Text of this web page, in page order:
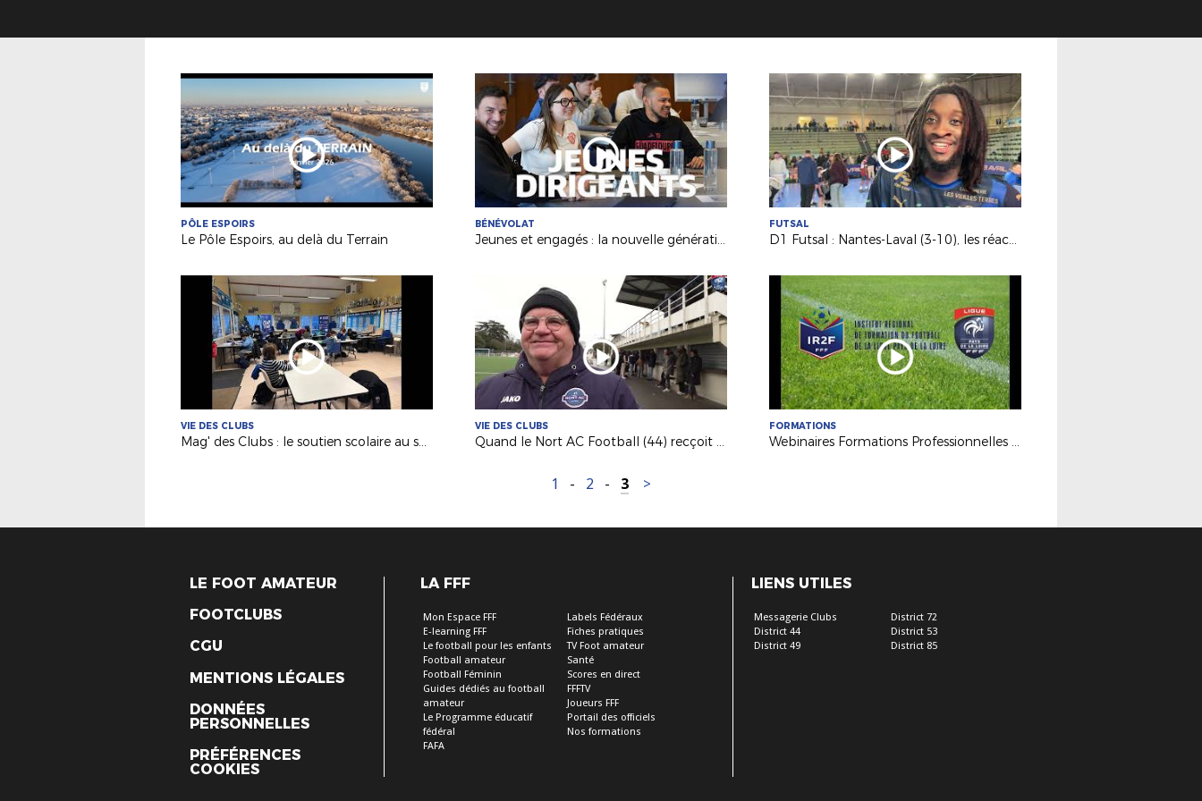
PÔLE ESPOIRS
Le Pôle Espoirs, au delà du Terrain
BÉNÉVOLAT
Jeunes et engagés : la nouvelle génération de dirigeants
FUTSAL
D1 Futsal : Nantes-Laval (3-10), les réactions d’après match
VIE DES CLUBS
Mag' des Clubs : le soutien scolaire au sein de l'AS Saint-Hilaire Vihiers Saint-Paul
VIE DES CLUBS
Quand le Nort AC Football (44) recçoit des matches du Pôle Espoirs
FORMATIONS
Webinaires Formations Professionnelles 2026-2027
1 - 2 - 3 >
LE FOOT AMATEUR
FOOTCLUBS
CGU
MENTIONS LÉGALES
DONNÉES
PERSONNELLES
PRÉFÉRENCES
COOKIES
LA FFF
Mon Espace FFF
E-learning FFF
Le football pour les enfants
Football amateur
Football Féminin
Guides dédiés au football
amateur
Le Programme éducatif
fédéral
FAFA
Labels Fédéraux
Fiches pratiques
TV Foot amateur
Santé
Scores en direct
FFFTV
Joueurs FFF
Portail des officiels
Nos formations
LIENS UTILES
Messagerie Clubs
District 44
District 49
District 72
District 53
District 85